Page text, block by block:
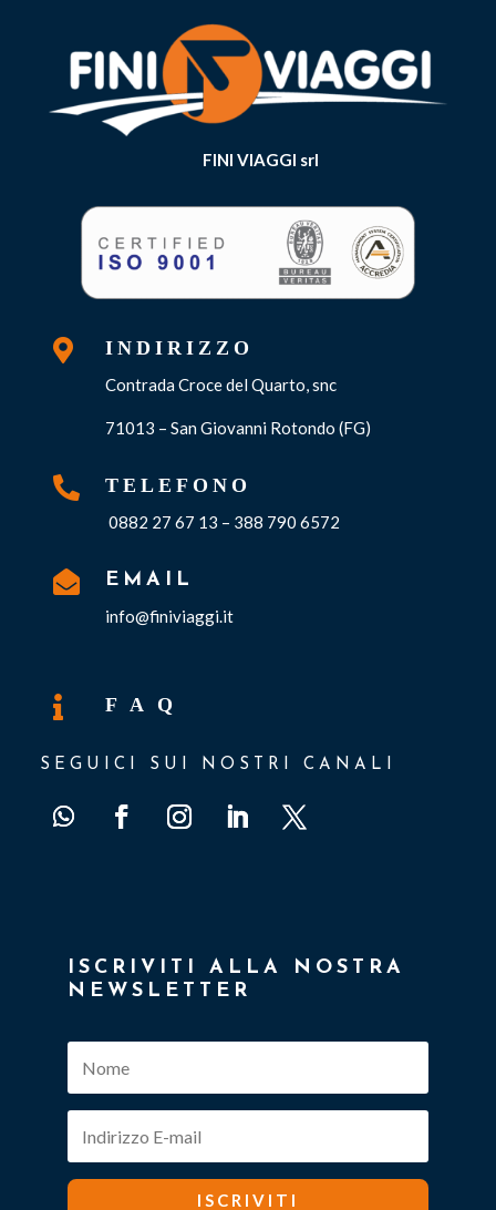
FINI VIAGGI srl
 INDIRIZZO
Contrada Croce del Quarto, snc
71013 – San Giovanni Rotondo (FG)
 TELEFONO
0882 27 67 13 – 388 790 6572
 EMAIL
info@finiviaggi.it
 F A Q
SEGUICI SUI NOSTRI CANALI
ISCRIVITI ALLA NOSTRA
NEWSLETTER
ISCRIVITI